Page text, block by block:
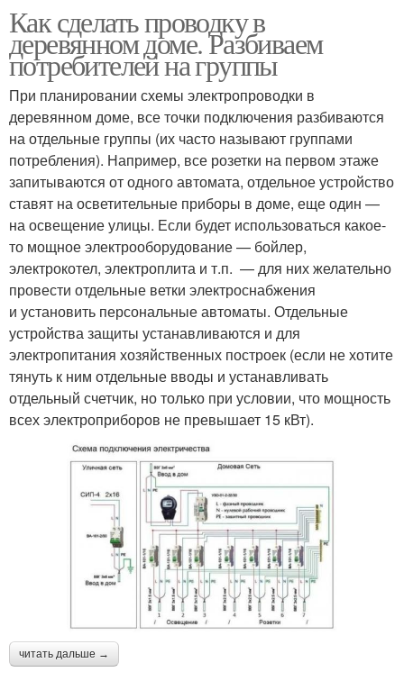
Как сделать проводку в
деревянном доме. Разбиваем
потребителей на группы
При планировании схемы электропроводки в
деревянном доме, все точки подключения разбиваются
на отдельные группы (их часто называют группами
потребления). Например, все розетки на первом этаже
запитываются от одного автомата, отдельное устройство
ставят на осветительные приборы в доме, еще один —
на освещение улицы. Если будет использоваться какое-
то мощное электрооборудование — бойлер,
электрокотел, электроплита и т.п. — для них желательно
провести отдельные ветки электроснабжения
и установить персональные автоматы. Отдельные
устройства защиты устанавливаются и для
электропитания хозяйственных построек (если не хотите
тянуть к ним отдельные вводы и устанавливать
отдельный счетчик, но только при условии, что мощность
всех электроприборов не превышает 15 кВт).
читать дальше →